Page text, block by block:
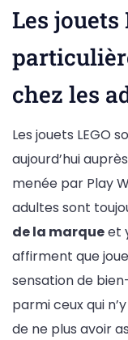
Les jouets
chez les
Les jouets LEGO
aujourd’hui
menée par Play
adultes sont
de la marqueet
affirment que
sensation de
parmi ceux qui
de ne plus avoir